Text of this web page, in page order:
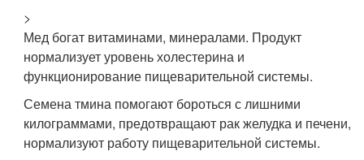
>
Мед богат витаминами, минералами. Продукт
нормализует уровень холестерина и
функционирование пищеварительной системы.
Семена тмина помогают бороться с лишними
килограммами, предотвращают рак желудка и печени,
нормализуют работу пищеварительной системы.